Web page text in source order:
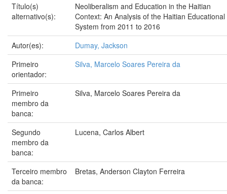
Título(s)
alternativo(s):
Neoliberalism and Education in the Haitian
Context: An Analysis of the Haitian Educational
System from 2011 to 2016
Autor(es):
Dumay, Jackson
Primeiro
orientador:
Silva, Marcelo Soares Pereira da
Primeiro
membro da
banca:
Silva, Marcelo Soares Pereira da
Segundo
membro da
banca:
Lucena, Carlos Albert
Terceiro membro
da banca:
Bretas, Anderson Clayton Ferreira